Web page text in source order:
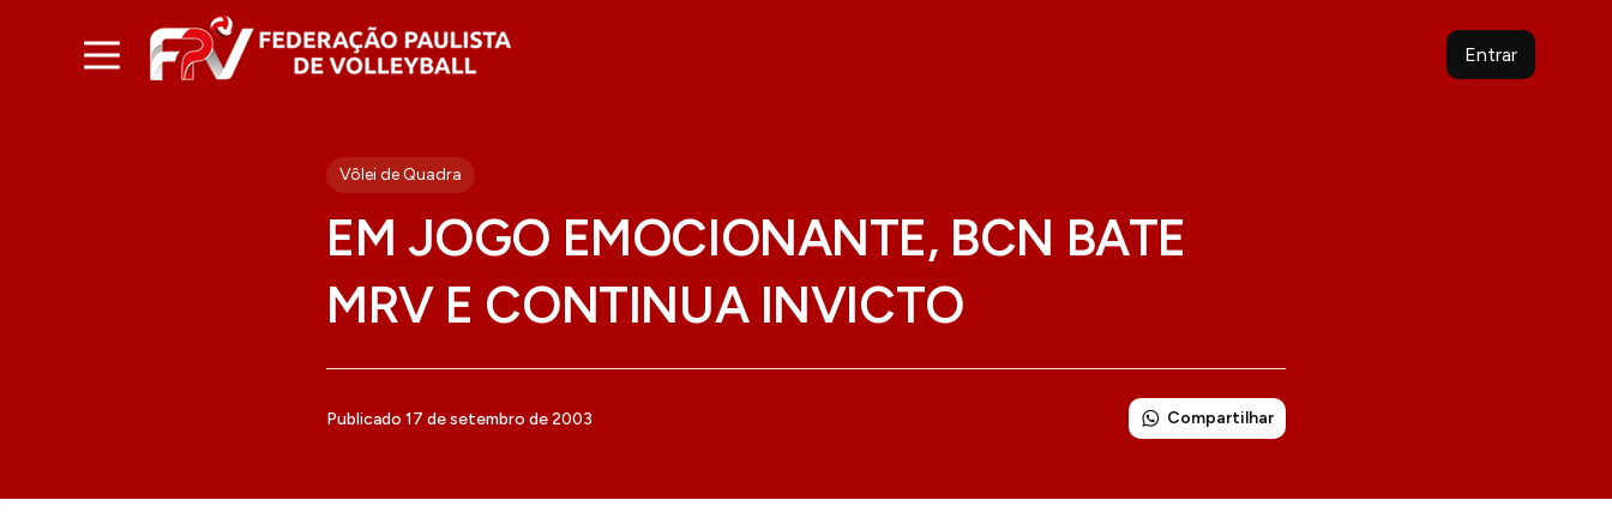
Entrar
Vôlei de Quadra
EM JOGO EMOCIONANTE, BCN BATE
MRV E CONTINUA INVICTO
Publicado 17 de setembro de 2003 Compartilhar